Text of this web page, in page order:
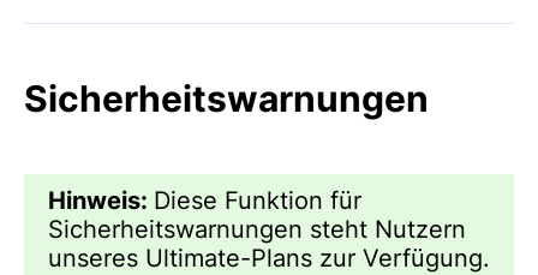
Sicherheitswarnungen
Hinweis: Diese Funktion für
Sicherheitswarnungen steht Nutzern
unseres Ultimate-Plans zur Verfügung.